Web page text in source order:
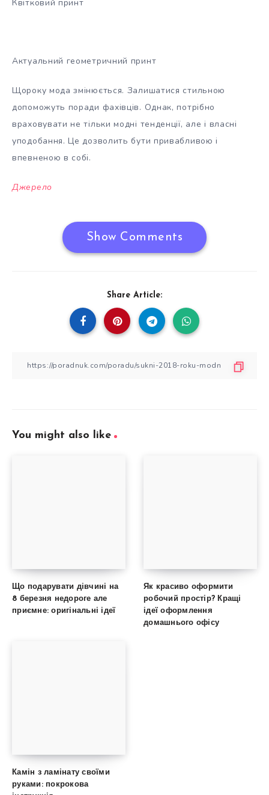
Квітковий принт
Актуальний геометричний принт
Щороку мода змінюється. Залишатися стильною
допоможуть поради фахівців. Однак, потрібно
враховувати не тільки модні тенденції, але і власні
уподобання. Це дозволить бути привабливою і
впевненою в собі.
Джерело
Show Comments
Share Article:
You might also like
Що подарувати дівчині на
8 березня недороге але
приємне: оригінальні ідеї
Як красиво оформити
робочий простір? Кращі
ідеї оформлення
домашнього офісу
Камін з ламінату своїми
руками: покрокова